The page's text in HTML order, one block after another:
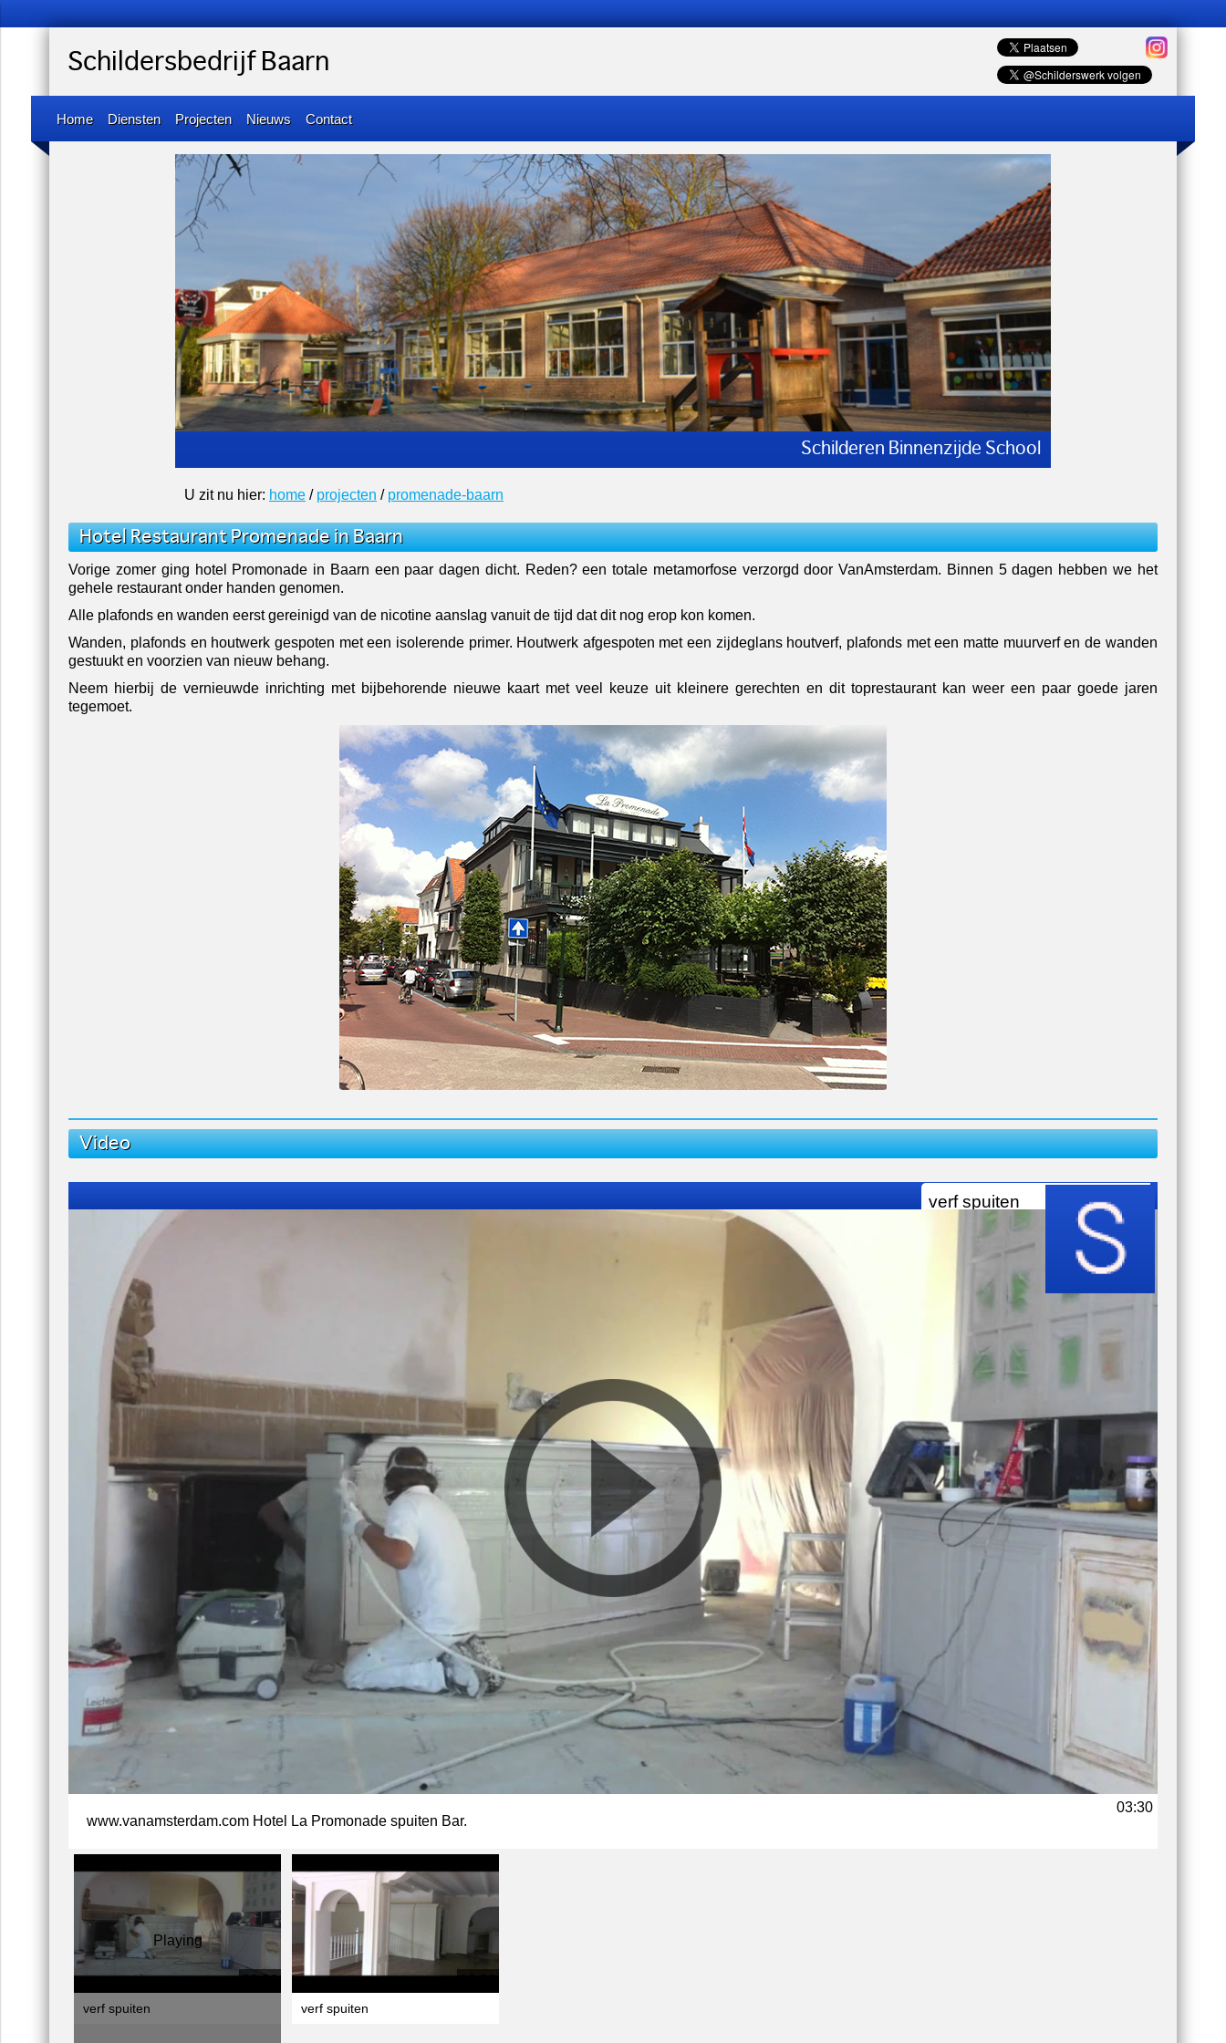
Schildersbedrijf Baarn
Home Diensten Projecten Nieuws Contact
Schilderen Trap - wanden en Plafonds
U zit nu hier: home / projecten / promenade-baarn
Hotel Restaurant Promenade in Baarn
Vorige zomer ging hotel Promonade in Baarn een paar dagen dicht. Reden? een totale metamorfose verzorgd door VanAmsterdam. Binnen 5 dagen hebben we het
gehele restaurant onder handen genomen.
Alle plafonds en wanden eerst gereinigd van de nicotine aanslag vanuit de tijd dat dit nog erop kon komen.
Wanden, plafonds en houtwerk gespoten met een isolerende primer. Houtwerk afgespoten met een zijdeglans houtverf, plafonds met een matte muurverf en de wanden
gestuukt en voorzien van nieuw behang.
Neem hierbij de vernieuwde inrichting met bijbehorende nieuwe kaart met veel keuze uit kleinere gerechten en dit toprestaurant kan weer een paar goede jaren
tegemoet.
Video
verf spuiten
03:30
www.vanamsterdam.com Hotel La Promonade spuiten Bar.
verf spuiten
03:30
Playing
verf spuiten